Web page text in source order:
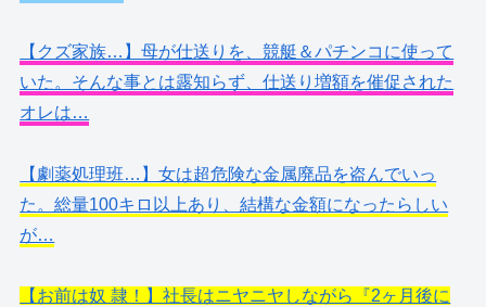
【クズ家族…】母が仕送りを、競艇＆パチンコに使って
いた。そんな事とは露知らず、仕送り増額を催促された
オレは…
【劇薬処理班…】女は超危険な金属廃品を盗んでいっ
た。総量100キロ以上あり、結構な金額になったらしい
が…
【お前は奴 隷！】社長はニヤニヤしながら『2ヶ月後に